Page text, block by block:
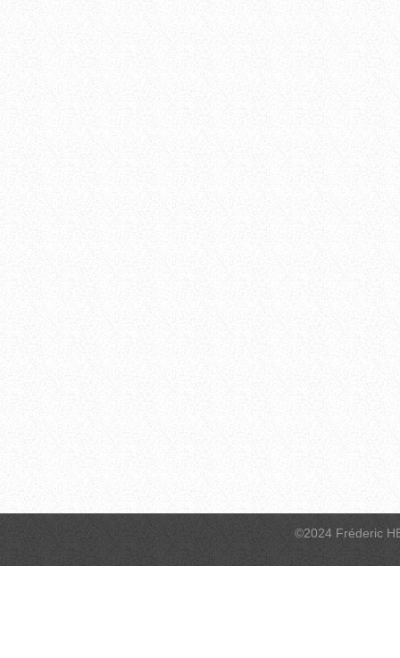
©2024 Fréderic